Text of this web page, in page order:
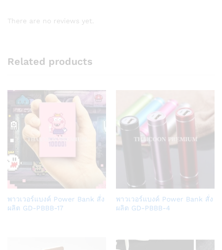
There are no reviews yet.
Related products
Add
to
พาวเวอร์แบงค์ Power Bank สั่ง
ผลิต GD-PBBB-17
Add
to
พาวเวอร์แบงค์ Power Bank สั่ง
ผลิต GD-PBBB-4